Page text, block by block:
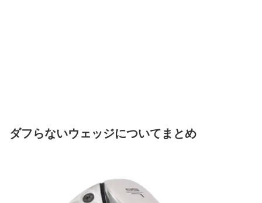
ダフらないウェッジについてまとめ